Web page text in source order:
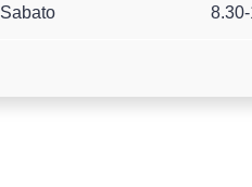
Sabato